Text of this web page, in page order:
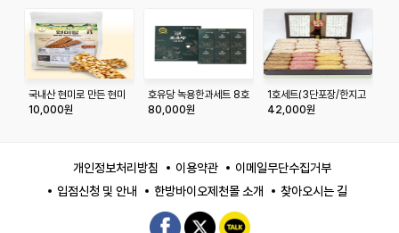
국내산 현미로 만든 현미
랑
10,000원
호유당 녹용한과세트 8호
80,000원
1호세트(3단포장/한지고
급상자)
42,000원
개인정보처리방침 이용약관
이메일무단수집거부
입점신청 및 안내
한방바이오제천몰 소개 찾아오시는 길